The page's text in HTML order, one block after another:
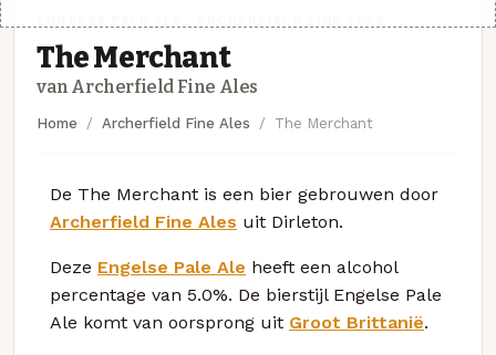
The Merchant
van Archerfield Fine Ales
Home Archerfield Fine Ales The Merchant
De The Merchant is een bier gebrouwen door
Archerfield Fine Ales uit Dirleton.
Deze Engelse Pale Ale heeft een alcohol
percentage van 5.0%. De bierstijl Engelse Pale
Ale komt van oorsprong uit Groot Brittanië.